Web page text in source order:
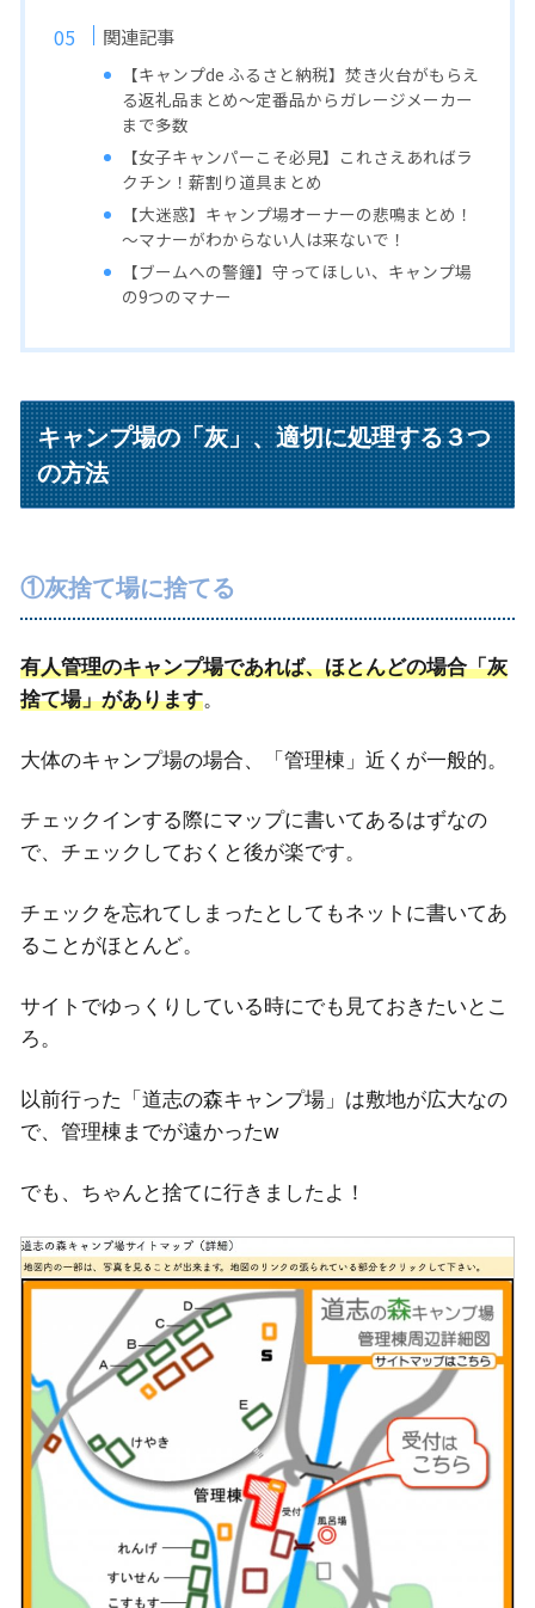
関連記事
【キャンプde ふるさと納税】焚き火台がもらえ
る返礼品まとめ〜定番品からガレージメーカー
まで多数
【女子キャンパーこそ必見】これさえあればラ
クチン！薪割り道具まとめ
【大迷惑】キャンプ場オーナーの悲鳴まとめ！
～マナーがわからない人は来ないで！
【ブームへの警鐘】守ってほしい、キャンプ場
の9つのマナー
キャンプ場の「灰」、適切に処理する３つ
の方法
①灰捨て場に捨てる
有人管理のキャンプ場であれば、ほとんどの場合「灰
捨て場」があります。
大体のキャンプ場の場合、「管理棟」近くが一般的。
チェックインする際にマップに書いてあるはずなの
で、チェックしておくと後が楽です。
チェックを忘れてしまったとしてもネットに書いてあ
ることがほとんど。
サイトでゆっくりしている時にでも見ておきたいとこ
ろ。
以前行った「道志の森キャンプ場」は敷地が広大なの
で、管理棟までが遠かったw
でも、ちゃんと捨てに行きましたよ！